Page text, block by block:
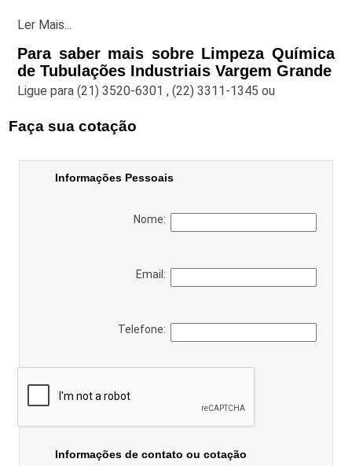
Ler Mais...
Para saber mais sobre Limpeza Química
de Tubulações Industriais Vargem Grande
Ligue para(21) 3520-6301 ,(22) 3311-1345 ou
Faça sua cotação
Informações Pessoais
Nome:
Email:
Telefone:
Informações de contato ou cotação